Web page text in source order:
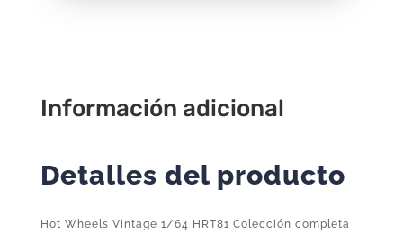
Información adicional
Detalles del producto
Hot Wheels Vintage 1/64 HRT81 Colección completa